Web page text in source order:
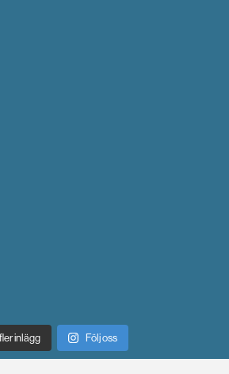
inlägg Följ oss